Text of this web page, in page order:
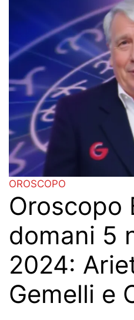
OROSCOPO
Oroscopo
domani 5
2024:
Gemelli e